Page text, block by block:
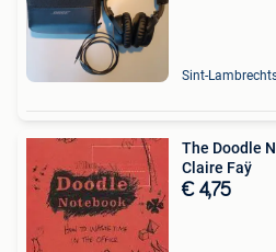
Sint-
The Doodle
Claire Faÿ
€ 4,75